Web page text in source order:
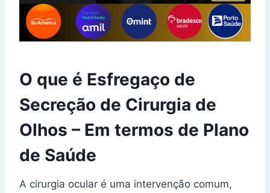
O que é Esfregaço de
Secreção de Cirurgia de
Olhos – Em termos de Plano
de Saúde
A cirurgia ocular é uma intervenção comum,